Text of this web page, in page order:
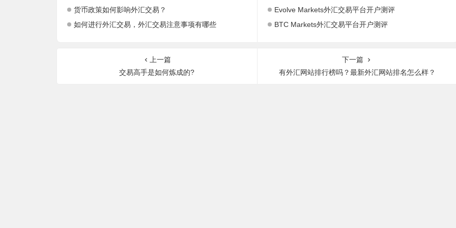
货币政策如何影响外汇交易？
如何进行外汇交易，外汇交易注意事项有哪些
Evolve Markets外汇交易平台开户测评
BTC Markets外汇交易平台开户测评
上一篇
交易高手是如何炼成的?
下一篇
有外汇网站排行榜吗？最新外汇网站排名怎么样？